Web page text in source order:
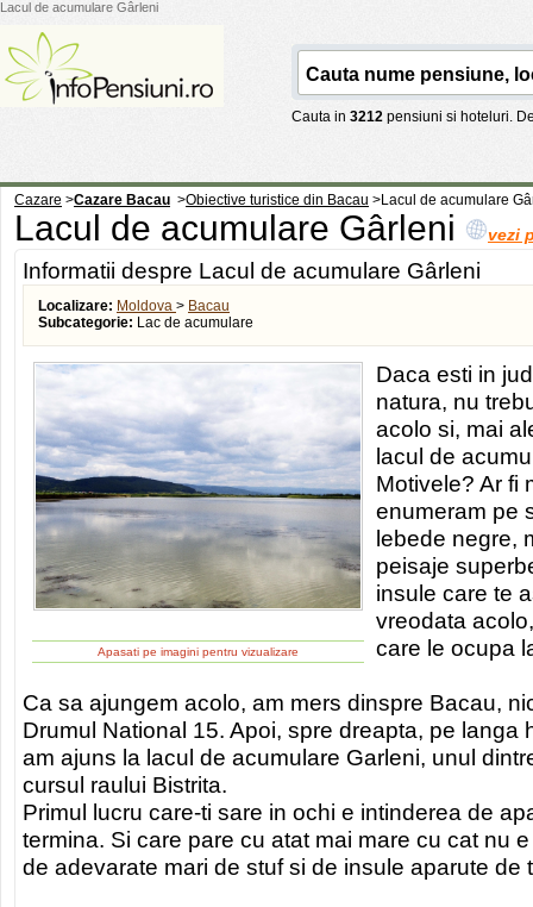
Lacul de acumulare Gârleni
Cauta in 3212 pensiuni si hoteluri.
Cazare >Cazare Bacau >Obiective turistice din Bacau >Lacul de acumulare
Lacul de acumulare Gârleni vezi
Informatii despre Lacul de acumulare Gârleni
Localizare: Moldova > Bacau
Subcategorie: Lac de acumulare
Apasati pe imagini pentru vizualizare
Daca esti in
natura, nu
acolo si, mai
lacul de
Motivele? Ar fi
enumeram pe
lebede negre,
peisaje
insule care te
vreodata
care le ocupa
Ca sa ajungem acolo, am mers dinspre Bacau,
Drumul National 15. Apoi, spre dreapta, pe langa
am ajuns la lacul de acumulare Garleni, unul
cursul raului Bistrita.
Primul lucru care-ti sare in ochi e intinderea de
termina. Si care pare cu atat mai mare cu cat nu
de adevarate mari de stuf si de insule aparute de